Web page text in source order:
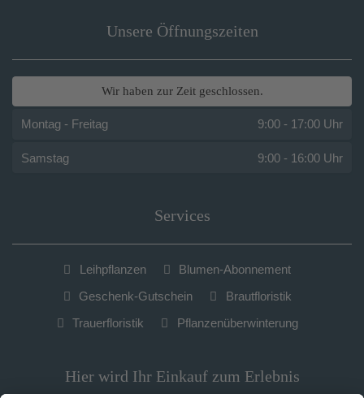
Unsere Öffnungszeiten
Wir haben zur Zeit geschlossen.
Montag - Freitag 9:00 - 17:00 Uhr
Samstag 9:00 - 16:00 Uhr
Services
Leihpflanzen
Blumen-Abonnement
Geschenk-Gutschein
Brautfloristik
Trauerfloristik
Pflanzenüberwinterung
Hier wird Ihr Einkauf zum Erlebnis